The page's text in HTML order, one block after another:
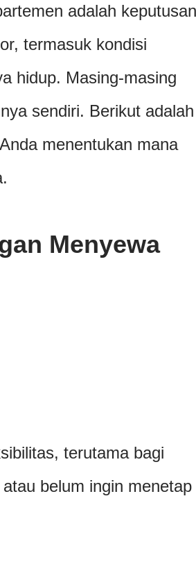
adalah keputusan
termasuk kondisi
hidup. Masing-masing
sendiri. Berikut adalah
menentukan mana
Menyewa
terutama bagi
belum ingin menetap